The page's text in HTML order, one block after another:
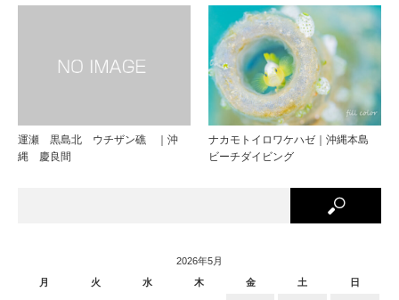
運瀬 黒島北 ウチザン礁 ｜沖
縄 慶良間
ナカモトイロワケハゼ｜沖縄本島
ビーチダイビング
2026年5月
月
火 水 木 金 土 日